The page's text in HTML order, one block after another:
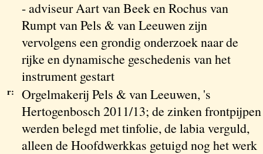
- adviseur Aart van Beek en Rochus van
Rumpt van Pels & van Leeuwen zijn
vervolgens een grondig onderzoek naar de
rijke en dynamische geschedenis van het
instrument gestart
r:
Orgelmakerij Pels & van Leeuwen, 's
Hertogenbosch 2011/13; de zinken frontpijpen
werden belegd met tinfolie, de labia verguld,
alleen de Hoofdwerkkas getuigd nog het werk